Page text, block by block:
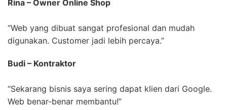
Rina – Owner Online Shop
“Web yang dibuat sangat profesional dan mudah
digunakan. Customer jadi lebih percaya.”
Budi – Kontraktor
“Sekarang bisnis saya sering dapat klien dari Google.
Web benar-benar membantu!”